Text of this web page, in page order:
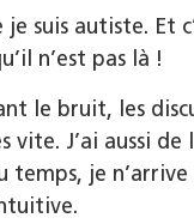
suis autiste. Et
n’est pas là !
le bruit, les
J’ai aussi de
je n’arrive